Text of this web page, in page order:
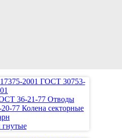
2001 ГОСТ 30753-
36-21-77 Отводы
77 Колена секторные